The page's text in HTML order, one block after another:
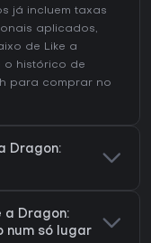
já incluem taxas
aplicados,
de Like a
o histórico de
para comprar no
Dragon:
a Dragon:
num só lugar